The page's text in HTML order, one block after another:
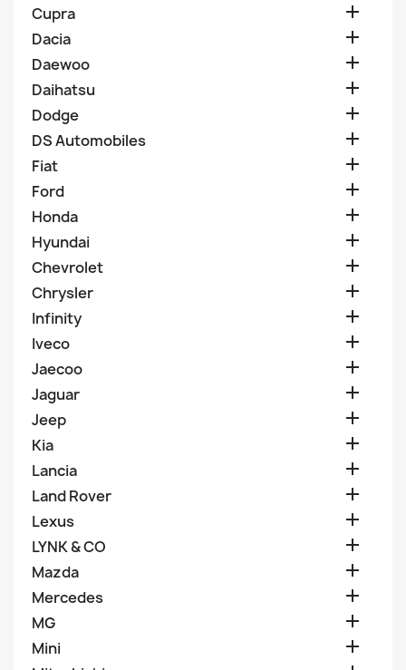
Cupra 
Dacia 
Daewoo 
Daihatsu 
Dodge 
DS Automobiles 
Fiat 
Ford 
Honda 
Hyundai 
Chevrolet 
Chrysler 
Infinity 
Iveco 
Jaecoo 
Jaguar 
Jeep 
Kia 
Lancia 
Land Rover 
Lexus 
LYNK & CO 
Mazda 
Mercedes 
MG 
Mini 